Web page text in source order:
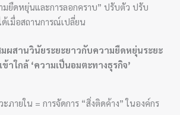
มยืดหยุ่นและการลอกคราบ” ปรับตัว ปรับ
ด้เมื่อสถานการณ์เปลี่ยน
ผสานวินัยระยะยาวกับความยืดหยุ่นระยะ
าใกล้ ‘ความเป็นอมตะทางธุรกิจ’
ะภายใน = การจัดการ “สิ่งติดค้าง” ในองค์กร